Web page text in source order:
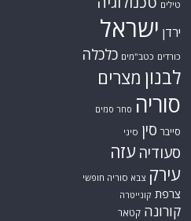
טילים
ירדן ישראל
כורדים כטב"מים כלכלה
לבנון מצרים
סוריה סחר סמים
סייבר סין סיני
סעודיה עזה
עירק צבא סוריה חופשי
צרפת קונייטרה
קורונה קטאר